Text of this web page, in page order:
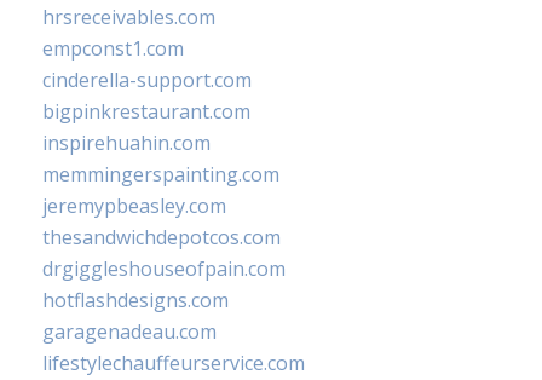
hrsreceivables.com
empconst1.com
cinderella-support.com
bigpinkrestaurant.com
inspirehuahin.com
memmingerspainting.com
jeremypbeasley.com
thesandwichdepotcos.com
drgiggleshouseofpain.com
hotflashdesigns.com
garagenadeau.com
lifestylechauffeurservice.com